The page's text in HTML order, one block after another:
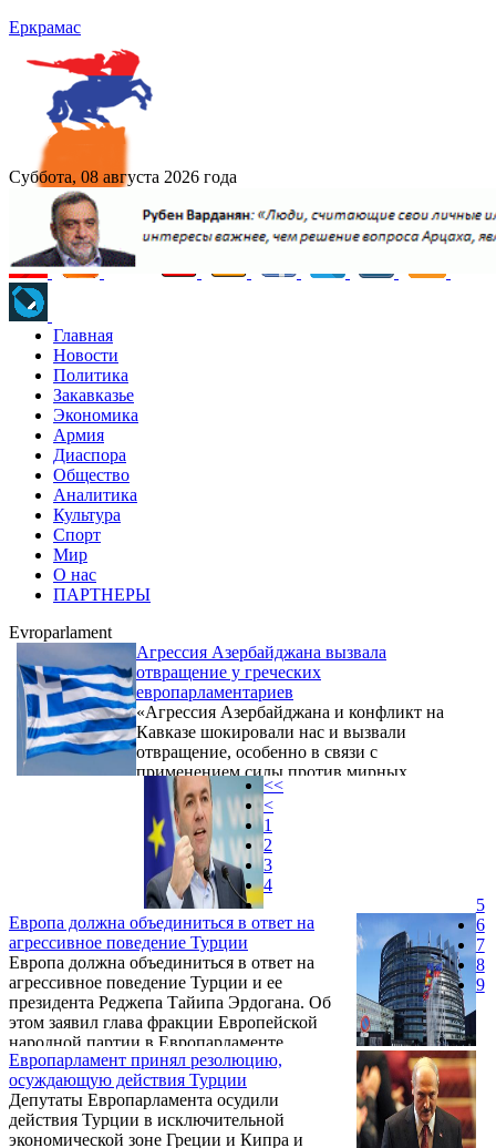
Еркрамас
Суббота, 08 августа 2026 года
Главная
Новости
Политика
Закавказье
Экономика
Армия
Диаспора
Общество
Аналитика
Культура
Спорт
Мир
О нас
ПАРТНЕРЫ
Evroparlament
Агрессия Азербайджана вызвала
отвращение у греческих
европарламентариев
«Агрессия Азербайджана и конфликт на
Кавказе шокировали нас и вызвали
отвращение, особенно в связи с
применением силы против мирных
жителей и провокационным
вмешательством Турции.
Европа должна объединиться в ответ на
агрессивное поведение Турции
Европа должна объединиться в ответ на
агрессивное поведение Турции и ее
президента Реджепа Тайипа Эрдогана. Об
этом заявил глава фракции Европейской
народной партии в Европарламенте
Манфред Вебер. «Европа должна
объединиться и послать Эрдогану четкий
сигнал о том, что мы хотим партнерства, но,
ему необходимо прекратить свое
агрессивное поведение», - сказал Вебер в
Европарламент принял резолюцию,
осуждающую действия Турции
Депутаты Европарламента осудили
действия Турции в исключительной
экономической зоне Греции и Кипра и
<<
<
1
2
3
4
5
6
7
8
9